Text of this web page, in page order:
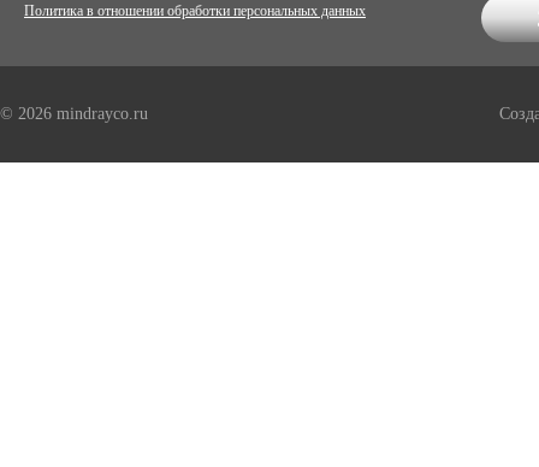
Политика в отношении обработки персональных данных
© 2026 mindrayco.ru